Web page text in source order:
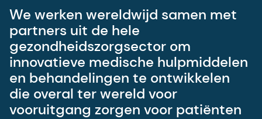
We werken wereldwijd samen met
partners uit de hele
gezondheidszorgsector om
innovatieve medische hulpmiddelen
en behandelingen te ontwikkelen
die overal ter wereld voor
vooruitgang zorgen voor patiënten